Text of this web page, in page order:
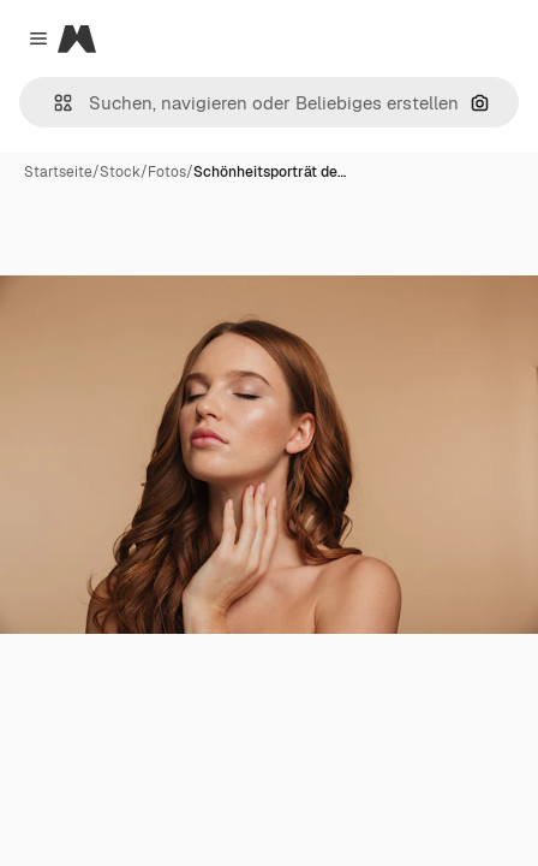
Close menu
Magnific
Nach
Startseite/Stock/Fotos/Schönheitsporträt de…